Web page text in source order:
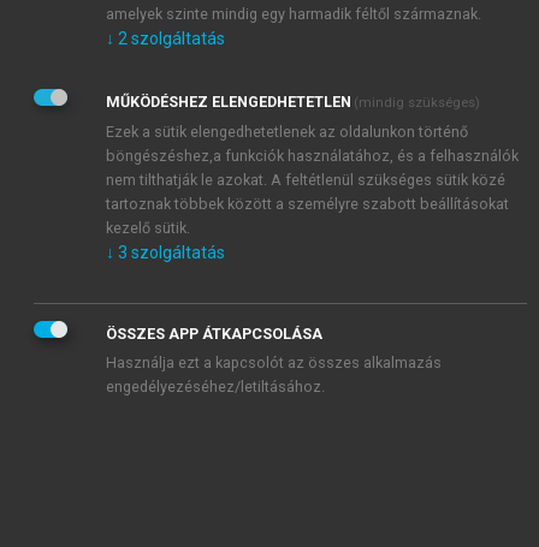
Kérek értesítést a MeRSZ újdonságairól, akcióiról.
Kérek értesítést az Akadémiai Kiadó Zrt. újdonságairól,
Adatkezelési tájékoztatóbanfoglaltakat tudomásul
veszem és elfogadom.
Általános vásárlási feltételeket, valamint a szotar.netés a
mersz.huoldalak licencszerződéseiben foglaltakat
tudomásul veszem és elfogadom.
KIPRÓBÁLOM
amelyek szinte mindig egy harmadik féltől származnak.
↓ 2 szolgáltatás
MŰKÖDÉSHEZ ELENGEDHETETLEN (mindig szükséges)
Ezek a sütik elengedhetetlenek az oldalunkon történő
böngészéshez,a funkciók használatához, és a felhasználók
nem tilthatják le azokat. A feltétlenül szükséges sütik közé
tartoznak többek között a személyre szabott beállításokat
kezelő sütik.
↓ 3 szolgáltatás
ÖSSZES APP ÁTKAPCSOLÁSA
Használja ezt a kapcsolót az összes alkalmazás
engedélyezéséhez/letiltásához.